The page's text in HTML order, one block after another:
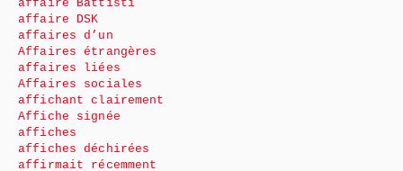
affaire Battisti
affaire DSK
affaires d’un
Affaires étrangères
affaires liées
Affaires sociales
affichant clairement
Affiche signée
affiches
affiches déchirées
affirmait récemment